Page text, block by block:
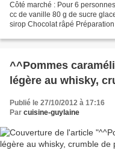
Côté marché : Pour 6
cc de vanille 80 g de sucre
sirop Chocolat râpé
^^Pommes
légère au whisky,
Publié le 27/10/2012 à 17:16
Par cuisine-guylaine